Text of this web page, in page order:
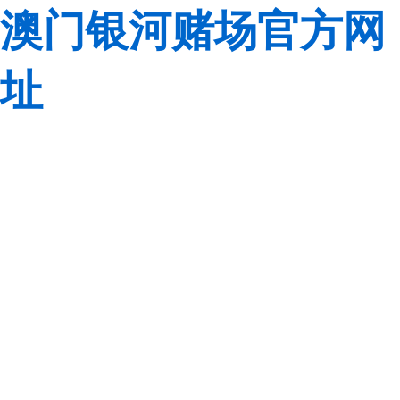
澳门银河赌场官方网
址